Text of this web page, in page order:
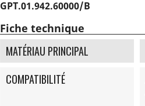
GPT.01.942.60000/B
Fiche technique
MATÉRIAU PRINCIPAL
COMPATIBILITÉ